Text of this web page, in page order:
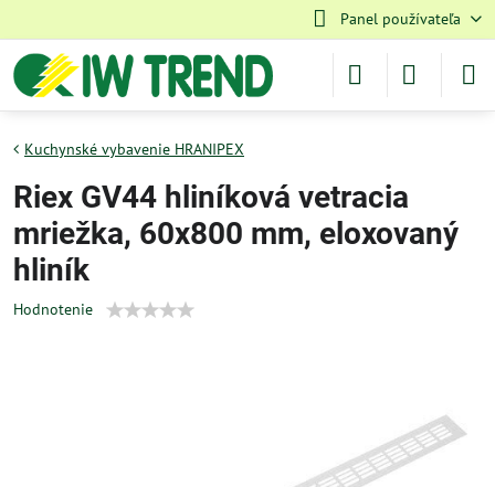
Panel používateľa
Kuchynské vybavenie HRANIPEX
Riex GV44 hliníková vetracia
mriežka, 60x800 mm, eloxovaný
hliník
Hodnotenie